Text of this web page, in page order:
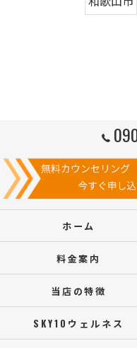
ホーム
料金案内
当店の特徴
SKY10ウェルネス